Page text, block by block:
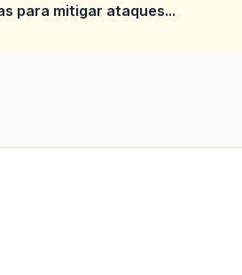
para mitigar ataques...